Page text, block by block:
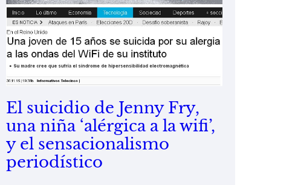
El suicidio de Jenny Fry,
una niña ‘alérgica a la wifi’,
y el sensacionalismo
periodístico